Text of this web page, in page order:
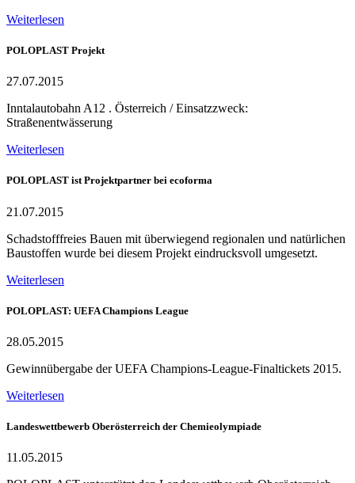
Weiterlesen
POLOPLAST Projekt
27.07.2015
Inntalautobahn A12 . Österreich / Einsatzzweck:
Straßenentwässerung
Weiterlesen
POLOPLAST ist Projektpartner bei ecoforma
21.07.2015
Schadstofffreies Bauen mit überwiegend regionalen und natürlichen
Baustoffen wurde bei diesem Projekt eindrucksvoll umgesetzt.
Weiterlesen
POLOPLAST: UEFA Champions League
28.05.2015
Gewinnübergabe der UEFA Champions-League-Finaltickets 2015.
Weiterlesen
Landeswettbewerb Oberösterreich der Chemieolympiade
11.05.2015